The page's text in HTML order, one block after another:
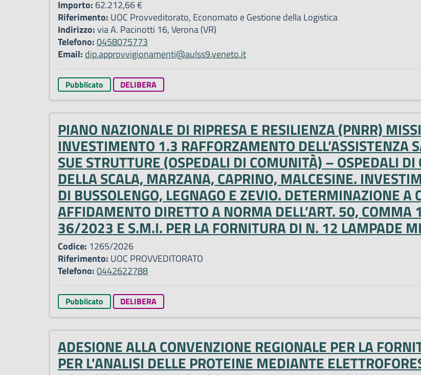
Importo: 62.212,66 €
Riferimento: UOC Provveditorato, Economato e Gestione della Logistica
Indirizzo:via A. Pacinotti 16, Verona (VR)
Telefono:0458075773
Email: dip.approvvigionamenti@aulss9.veneto.it
Pubblicato DELIBERA
PIANO NAZIONALE DI RIPRESA E RESILIENZA (PNRR)
INVESTIMENTO 1.3 RAFFORZAMENTO DELL’ASSISTENZA
SUE STRUTTURE (OSPEDALI DI COMUNITÀ) – OSPEDALI
DELLA SCALA, MARZANA, CAPRINO, MALCESINE.
DI BUSSOLENGO, LEGNAGO E ZEVIO. DETERMINAZIONE A
AFFIDAMENTO DIRETTO A NORMA DELL’ART. 50, COMMA
36/2023 E S.M.I. PER LA FORNITURA DI N. 12 LAMPADE
Codice: 1265/2026
Riferimento: UOC PROVVEDITORATO
Telefono:0442622788
Pubblicato DELIBERA
ADESIONE ALLA CONVENZIONE REGIONALE PER LA
PER L'ANALISI DELLE PROTEINE MEDIANTE